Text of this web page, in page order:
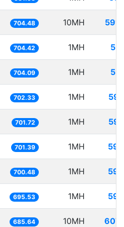
704.48 10MH
704.42 1MH
704.09 1MH
702.33 1MH
701.72 1MH
701.39 1MH
700.48 1MH
695.53 1MH
685.64 10MH